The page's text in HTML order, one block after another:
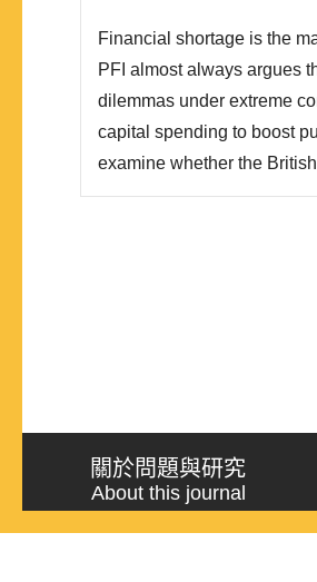
下，為了控制公共..
Financial shortage is the
PFI almost always argues
dilemmas under extreme
capital spending to boost
examine whether the
hypothesis. Moreover, this
關於問題與研究
About this journal